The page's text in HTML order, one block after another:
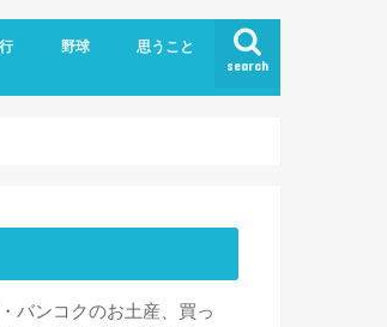
search
ネスクラスで世界一周
イ
野球 思うこと
バンコクのお土産、買っ